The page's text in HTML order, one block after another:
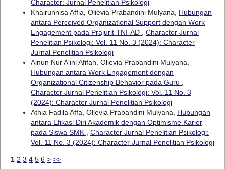
Character: Jurnal Penelitian Psikologi
Khairunnisa Affia, Olievia Prabandini Mulyana, Hubungan
antara Perceived Organizational Support dengan Work
Engagement pada Prajurit TNI-AD , Character Jurnal
Penelitian Psikologi: Vol. 11 No. 3 (2024): Character
Jurnal Penelitian Psikologi
Ainun Nur A'ini Afifah, Olievia Prabandini Mulyana,
Hubungan antara Work Engagement dengan
Organizational Citizenship Behavior pada Guru ,
Character Jurnal Penelitian Psikologi: Vol. 11 No. 3
(2024): Character Jurnal Penelitian Psikologi
Athia Fadila Affa, Olievia Prabandini Mulyana, Hubungan
antara Efikasi Diri Akademik dengan Optimisme Karier
pada Siswa SMK , Character Jurnal Penelitian Psikologi:
Vol. 11 No. 3 (2024): Character Jurnal Penelitian Psikologi
1 2 3 4 5 6 > >>